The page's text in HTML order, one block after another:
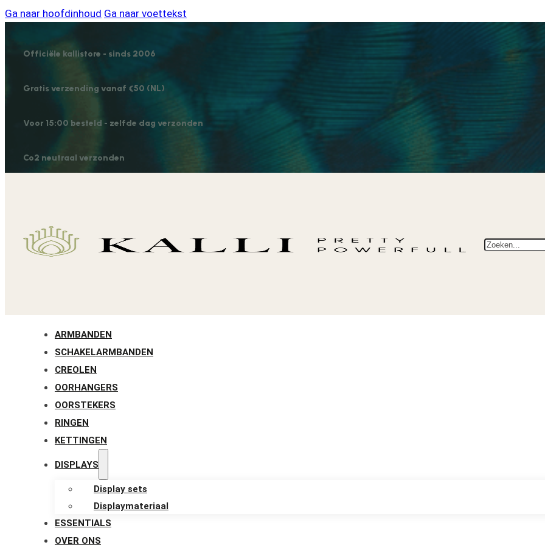
Ga naar hoofdinhoud Ga naar voettekst
Officiële kallistore - sinds 2006
Gratis verzending vanaf €50 (NL)
Voor 15:00 besteld - zelfde dag verzonden
Co2 neutraal verzonden
Zoeken
ARMBANDEN
SCHAKELARMBANDEN
CREOLEN
OORHANGERS
OORSTEKERS
RINGEN
KETTINGEN
DISPLAYS
Display sets
Displaymateriaal
ESSENTIALS
OVER ONS